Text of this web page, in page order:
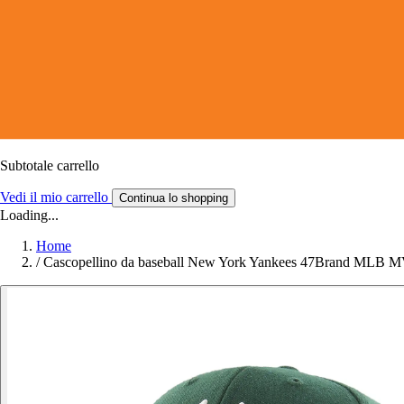
Subtotale carrello
Vedi il mio carrello Continua lo shopping
Loading...
Home
/ Cascopellino da baseball New York Yankees 47Brand MLB